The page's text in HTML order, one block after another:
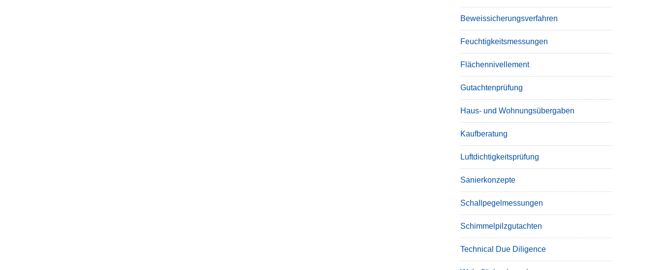
Beweissicherungsverfahren
Feuchtigkeitsmessungen
Flächennivellement
Gutachtenprüfung
Haus- und Wohnungsübergaben
Kaufberatung
Luftdichtigkeitsprüfung
Sanierkonzepte
Schallpegelmessungen
Schimmelpilzgutachten
Technical Due Diligence